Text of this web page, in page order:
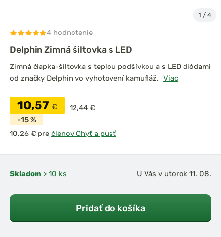
1 / 4
4 hodnotenie
Delphin Zimná šiltovka s LED
Zimná čiapka-šiltovka s teplou podšívkou a s LED diódami
od značky Delphin vo vyhotovení kamufláž. Viac
10,57 €
12,44 €
-15 %
pre členov Chyť a pusť
Skladom > 10 ks U Vás v utorok 11. 08.
Pridať do košíka